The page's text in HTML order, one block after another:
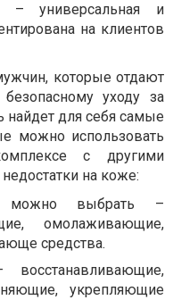
– универсальная и
на клиентов
которые отдают
уходу за
для себя самые
можно использовать
с другими
на коже:
выбрать –
омолаживающие,
средства.
укрепляющие